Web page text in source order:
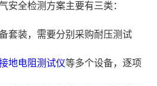
安全检测方案主要有三类：
套装，需要分别采购耐压测试
地电阻测试仪等多个设备，逐项